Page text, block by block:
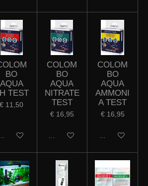
BO
AQUA
TEST
€ 11,50
In winkelwagen
COLOM
BO
AQUA
NITRATE
TEST
€ 16,95
In winkelwagen
COLOM
BO
AQUA
AMMONI
A TEST
€ 16,95
In winkelwagen